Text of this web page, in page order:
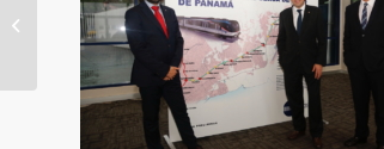
Desde diciembre las
estaciones del Metro
de Panamá contarán
con cajeros
automáticos...